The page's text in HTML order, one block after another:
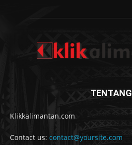
TENTANG
Klikkalimantan.com
Contact us: contact@yoursite.com